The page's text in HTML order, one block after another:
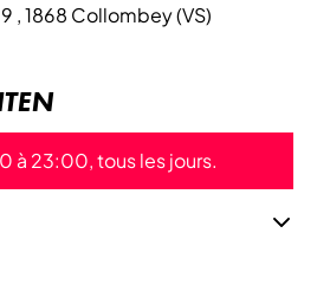
, 1868 Collombey (VS)
à 23:00, tous les jours.